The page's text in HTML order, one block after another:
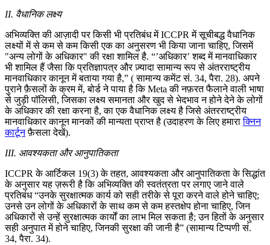
II. वैधानिक लक्ष्य
अभिव्यक्ति की आज़ादी पर किसी भी प्रतिबंध में ICCPR में सूचीबद्ध वैधानिक
लक्ष्यों में से कम से कम किसी एक का अनुसरण भी किया जाना चाहिए, जिसमें
"अन्य लोगों के अधिकार" की रक्षा शामिल है. “’अधिकार’ शब्द में मानवाधिकार
भी शामिल हैं जैसा कि प्रतिज्ञापत्र और ज़्यादा सामान्य रूप से अंतरराष्ट्रीय
मानवाधिकार कानून में बताया गया है,” ( सामान्य कमेंट सं. 34, पैरा. 28). अपने
पुराने फ़ैसलों के क्रम में, बोर्ड ने पाया है कि Meta की नफ़रत फैलाने वाली भाषा
से जुड़ी पॉलिसी, जिसका लक्ष्य समानता और खुद से भेदभाव न होने देने के लोगों
के अधिकार की रक्षा करना है, का एक वैधानिक लक्ष्य है जिसे अंतरराष्ट्रीय
मानवाधिकार कानून मानकों की मान्यता प्राप्त है (उदाहरण के लिए हमाराक्निन
कार्टूनफ़ैसला देखें).
III. आवश्यकता और आनुपातिकता
ICCPR के आर्टिकल 19(3) के तहत, आवश्यकता और आनुपातिकता के सिद्धांत
के अनुसार यह ज़रूरी है कि अभिव्यक्ति की स्वतंत्रता पर लगाए जाने वाले
प्रतिबंध “उनके सुरक्षात्मक कार्य को सही तरीके से पूरा करने वाले होने चाहिए;
उनसे उन लोगों के अधिकारों के साथ कम से कम हस्तक्षेप होना चाहिए, जिन
अधिकारों से उन्हें सुरक्षात्मक कार्यों का लाभ मिल सकता है; उन हितों के अनुसार
सही अनुपात में होने चाहिए, जिनकी सुरक्षा की जानी है” (सामान्य टिप्पणी सं.
34, पैरा. 34).